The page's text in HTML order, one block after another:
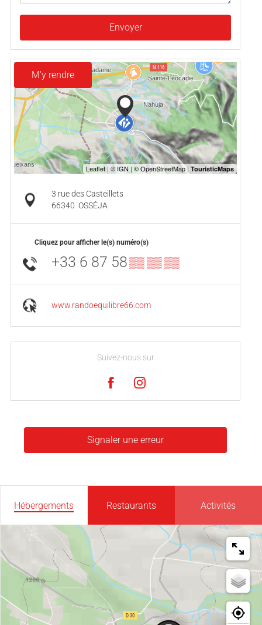
Envoyer
M'y rendre
3 rue des Casteillets
66340 OSSÉJA
Cliquez pour afficher le(s) numéro(s)
+33 6 87 58▒▒ ▒▒ ▒▒
www.randoequilibre66.com
Suivez-nous sur
Signaler une erreur
Hébergements Restaurants Activités